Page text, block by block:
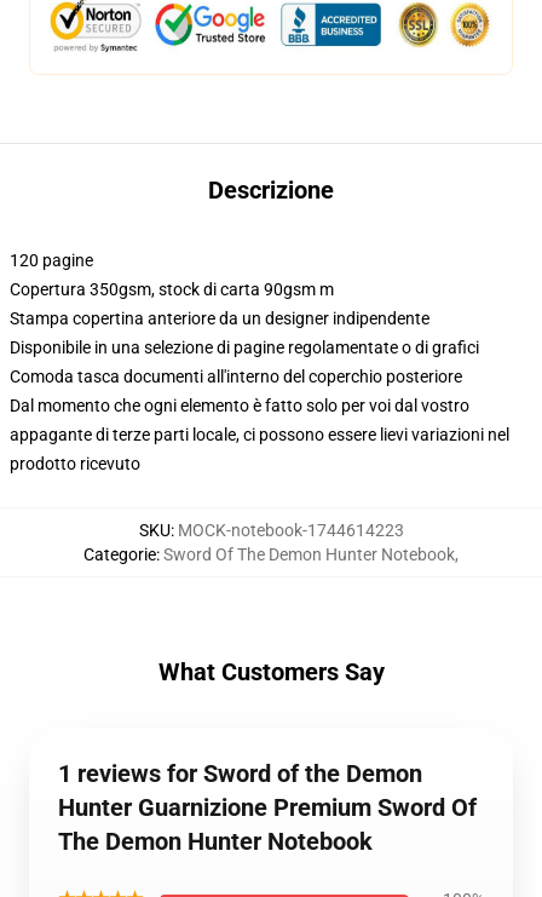
Descrizione
120 pagine
Copertura 350gsm, stock di carta 90gsm m
Stampa copertina anteriore da un designer indipendente
Disponibile in una selezione di pagine regolamentate o di grafici
Comoda tasca documenti all'interno del coperchio posteriore
Dal momento che ogni elemento è fatto solo per voi dal vostro
appagante di terze parti locale, ci possono essere lievi variazioni nel
prodotto ricevuto
SKU: MOCK-notebook-1744614223
Categorie:Sword Of The Demon Hunter Notebook,
What Customers Say
1 reviews for Sword of the Demon
Hunter Guarnizione Premium Sword Of
The Demon Hunter Notebook